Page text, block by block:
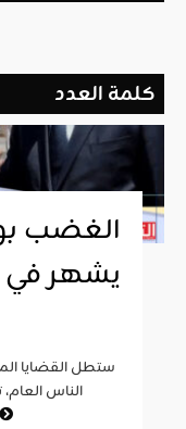
كلمة العدد
الغضب
يشهر في
الناس